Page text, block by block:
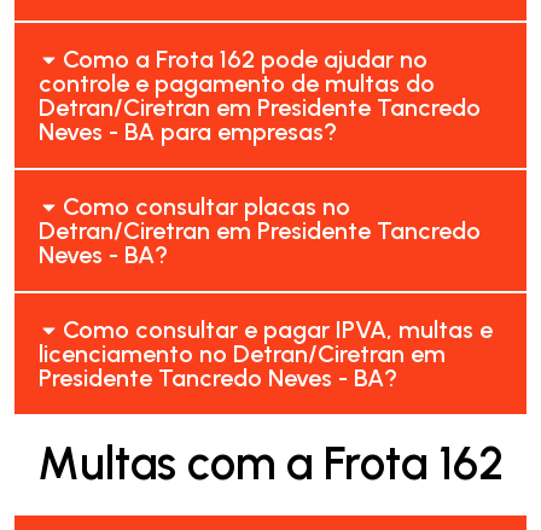
Como a Frota 162 pode ajudar no
controle e pagamento de multas do
Detran/Ciretran em Presidente Tancredo
Neves - BA para empresas?
Como consultar placas no
Detran/Ciretran em Presidente Tancredo
Neves - BA?
Como consultar e pagar IPVA, multas e
licenciamento no Detran/Ciretran em
Presidente Tancredo Neves - BA?
Multas com a Frota 162